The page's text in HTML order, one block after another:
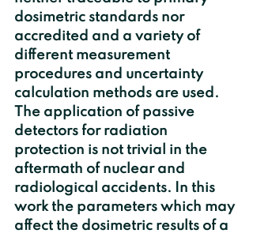
dosimetric standards nor
accredited and a variety of
different measurement
procedures and uncertainty
calculation methods are used.
The application of passive
detectors for radiation
protection is not trivial in the
aftermath of nuclear and
radiological accidents. In this
work the parameters which may
affect the dosimetric results of a